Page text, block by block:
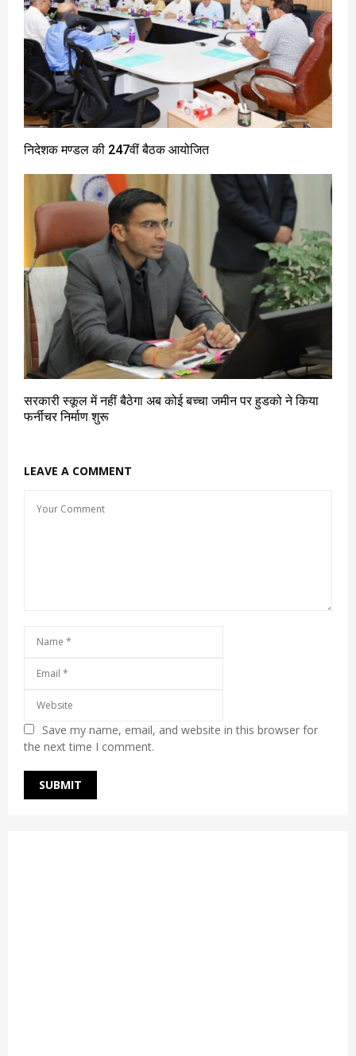
निदेशक मण्डल की 247वीं बैठक आयोजित
सरकारी स्कूल में नहीं बैठेगा अब कोई बच्चा जमीन पर हुडको ने किया
फर्नीचर निर्माण शुरू
LEAVE A COMMENT
Save my name, email, and website in this browser for
the next time I comment.